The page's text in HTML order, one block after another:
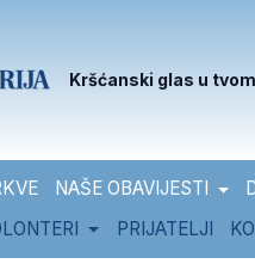
Kršćanski glas u
NAŠE OBAVIJESTI
PRIJATELJI